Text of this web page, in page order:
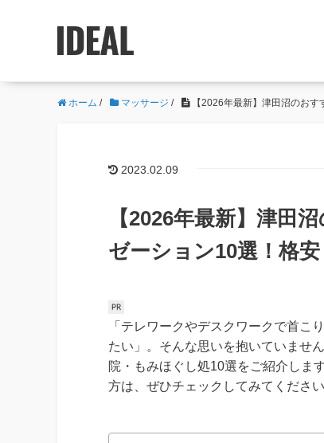
ホーム / マッサージ / 【2026年最新】津田沼のお
2023.02.09
【2026年最新】津田
ゼーション10選！格
「テレワークやデスクワークで首こ
たい」。そんな思いを抱いていませ
院・もみほぐし処10選をご紹介しま
方は、ぜひチェックしてみてください